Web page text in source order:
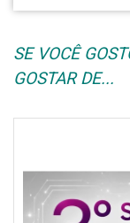
SE VOCÊ
GOSTAR DE...